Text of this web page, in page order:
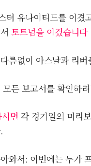
터 유나이티드를 이
토트넘을 이겼습니다
름없이 아스날과 리
든 보고서를 확인하
면 각 경기일의 미리
와서: 이번에는 누가